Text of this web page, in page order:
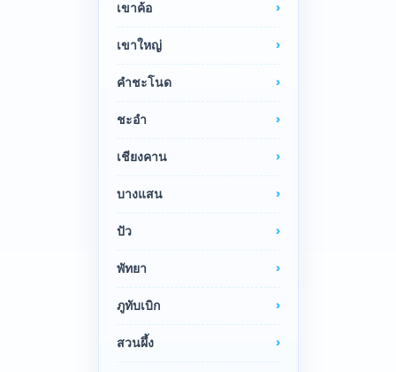
เขาค้อ
เขาใหญ่
คำชะโนด
ชะอำ
เชียงคาน
บางแสน
ปัว
พัทยา
ภูทับเบิก
สวนผึ้ง